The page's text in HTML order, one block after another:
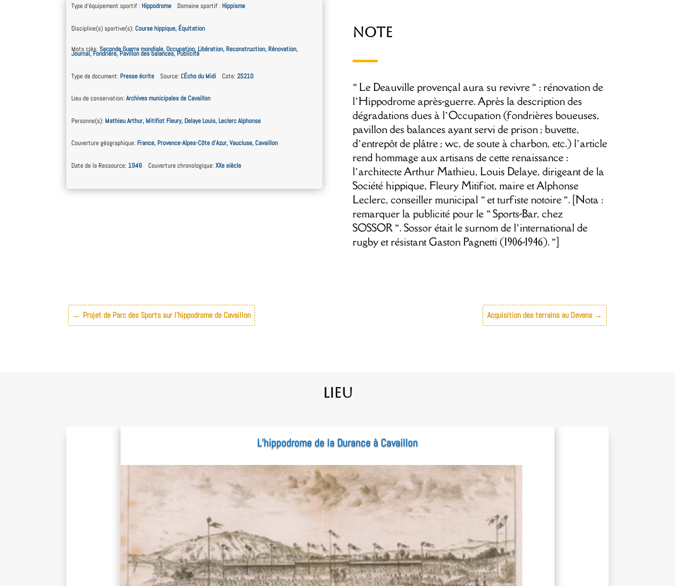
Type d'équipement sportif : Hippodrome Domaine sportif : Hippisme
Discipline(s) sportive(s): Course hippique, Équitation
Mots clés: Seconde Guerre mondiale, Occupation, Libération, Reconstruction, Rénovation,
Journal, Fondrière, Pavillon des balances, Publicité
Type de document: Presse écrite Source: L'Écho du Midi Cote: 2S210
Lieu de conservation: Archives municipales de Cavaillon
Personne(s): Mathieu Arthur, Mitifiot Fleury, Delaye Louis, Leclerc Alphonse
Couverture géographique: France, Provence-Alpes-Côte d’Azur, Vaucluse, Cavaillon
Date de la Ressource: 1946 Couverture chronologique: XXe siècle
Note
« Le Deauville provençal aura su revivre » : rénovation de
l’Hippodrome après-guerre. Après la description des
dégradations dues à l’Occupation (fondrières boueuses,
pavillon des balances ayant servi de prison ; buvette,
d’entrepôt de plâtre ; wc, de soute à charbon, etc.) l’article
rend hommage aux artisans de cette renaissance :
l’architecte Arthur Mathieu, Louis Delaye, dirigeant de la
Société hippique, Fleury Mitifiot, maire et Alphonse
Leclerc, conseiller municipal « et turfiste notoire ». [Nota :
remarquer la publicité pour le « Sports-Bar, chez
SOSSOR ». Sossor était le surnom de l’international de
rugby et résistant Gaston Pagnetti (1906-1946). »]
← Projet de Parc des Sports sur l'hippodrome de Cavaillon Acquisition des terrains au Devens→
Lieu
L’hippodrome de la Durance à Cavaillon